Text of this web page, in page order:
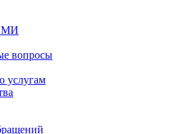
вопросы
услугам